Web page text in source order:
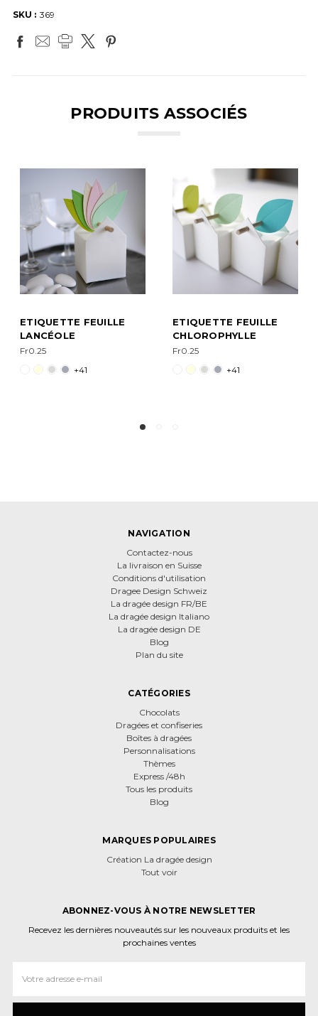
SKU : 369
PRODUITS ASSOCIÉS
ETIQUETTE FEUILLE
ETIQUETTE
FEUILLE
NAVIGATION
Contactez-nous
La livraison en Suisse
Conditions d'utilisation
Dragee Design Schweiz
La dragée design FR/BE
La dragée design Italiano
La dragée design DE
Blog
Plan du site
CATÉGORIES
Chocolats
Dragées et confiseries
Boîtes à dragées
Personnalisations
Thèmes
Express /48h
Tous les produits
Blog
MARQUES POPULAIRES
Création La dragée design
Tout voir
ABONNEZ-VOUS À NOTRE NEWSLETTER
Recevez les dernières nouveautés sur les nouveaux produits et les
prochaines ventes
e‑mail